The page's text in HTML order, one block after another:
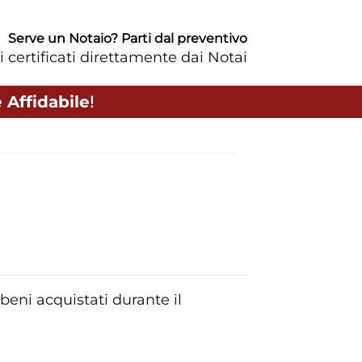
Serve un Notaio? Parti dal preventivo
certificati direttamente dai Notai
Affidabile!
acquistati durante il